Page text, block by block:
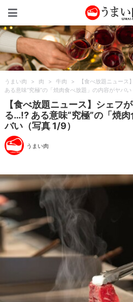
うまい肉 > 肉 > 牛肉 >
【食べ放題ニュー
ある意味“究極”の「焼肉食べ放題」の内容がヤバい
【食べ放題ニュース】シェフ
る…!? ある意味“究極”の「焼
バい（写真 1/9）
うまい肉